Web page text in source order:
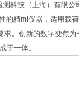
科技（上海）有限公
的精mi仪器，适用载
。创新的数字变焦
于一体。